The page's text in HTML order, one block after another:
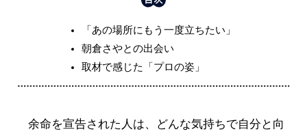
「あの場所にもう一度立ちたい」
朝倉さやとの出会い
取材で感じた「プロの姿」
余命を宣告された人は、どんな気持ちで自分と向